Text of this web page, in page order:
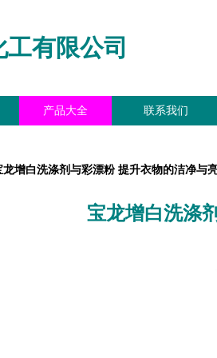
有限公司
产品大全 联系我们
龙增白洗涤剂与彩漂粉 提升衣物的洁净与
宝龙增白洗涤